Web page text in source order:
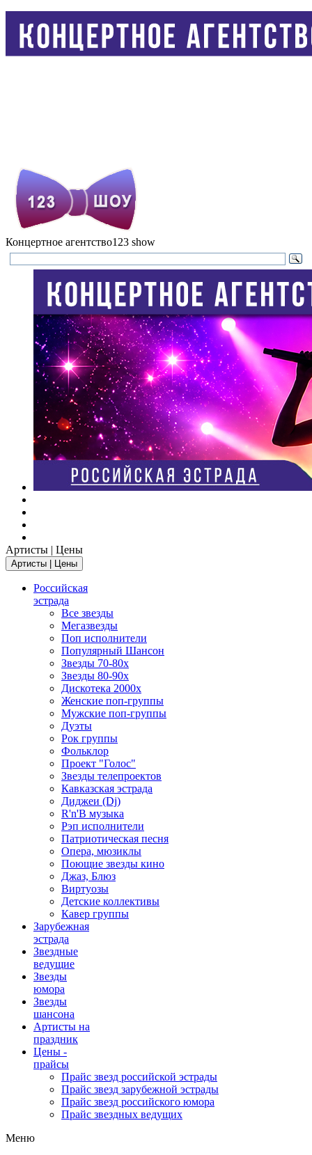
Концертное агентство123 show
Артисты | Цены
Артисты | Цены
Российская
эстрада
Все звезды
Мегазвезды
Поп исполнители
Популярный Шансон
Звезды 70-80х
Звезды 80-90х
Дискотека 2000х
Женские поп-группы
Мужские поп-группы
Дуэты
Рок группы
Фольклор
Проект "Голос"
Звезды телепроектов
Кавказская эстрада
Диджеи (Dj)
R'n'B музыка
Рэп исполнители
Патриотическая песня
Опера, мюзиклы
Поющие звезды кино
Джаз, Блюз
Виртуозы
Детские коллективы
Кавер группы
Зарубежная
эстрада
Звездные
ведущие
Звезды
юмора
Звезды
шансона
Артисты на
праздник
Цены -
прайсы
Прайс звезд российской эстрады
Прайс звезд зарубежной эстрады
Прайс звезд российского юмора
Прайс звездных ведущих
Меню